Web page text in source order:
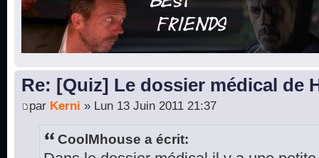
Re: [Quiz] Le dossier médical de
par Kerni » Lun 13 Juin 2011 21:37
CoolMhouse a écrit: